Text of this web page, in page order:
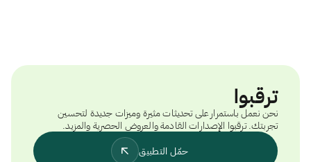
ترقبوا
نحن نعمل باستمرار على تحديثات مثيرة وميزات جديدة لتحسين
تجربتك. ترقبوا الإصدارات القادمة والعروض الحصرية والمزيد.
حمّل التطبيق